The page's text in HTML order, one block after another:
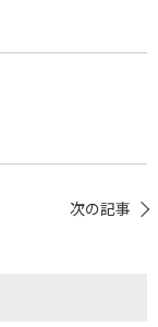
次の記事